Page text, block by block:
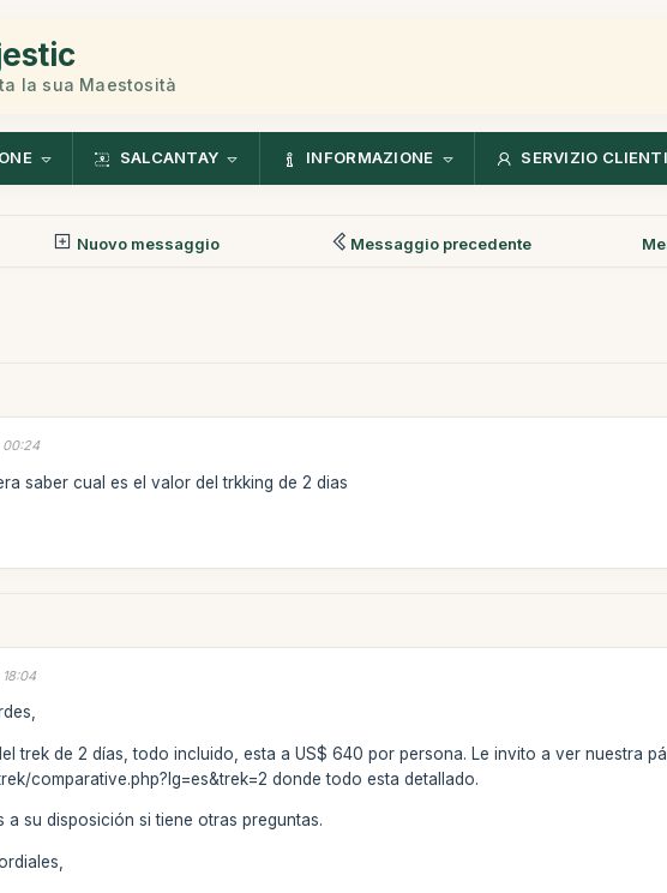
la sua Maestosità
SALCANTAY INFORMAZIONE SERVIZIO CLIENTI
Nuovo messaggio Messaggio precedente
00:24
saber cual es el valor del trkking de 2 dias
trek de 2 días, todo incluido, esta a US$ 640 por persona. Le invito a ver nuestra
comparative.php?lg=es&trek=2 donde todo esta detallado.
a su disposición si tiene otras preguntas.